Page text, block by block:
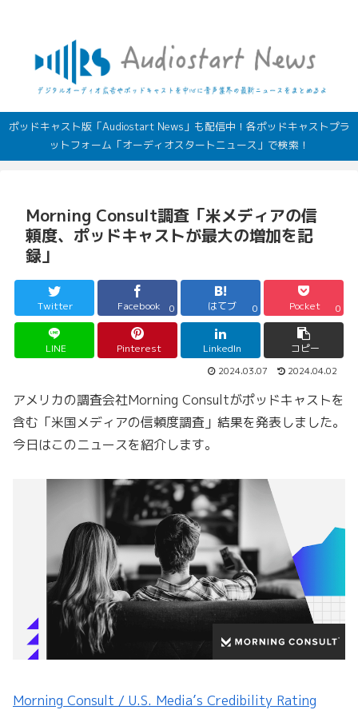
ポッドキャスト版「Audiostart News」も配信中！各ポッドキャストプラ
ットフォーム「オーディオスタートニュース」で検索！
Morning Consult調査「米メディアの信
頼度、ポッドキャストが最大の増加を記
録」
Twitter Facebook 0 はてブ 0 Pocket 0
LINE Pinterest LinkedIn コピー
2024.03.07 2024.04.02
アメリカの調査会社Morning Consultがポッドキャストを
含む「米国メディアの信頼度調査」結果を発表しました。
今日はこのニュースを紹介します。
Morning Consult / U.S. Media’s Credibility Rating